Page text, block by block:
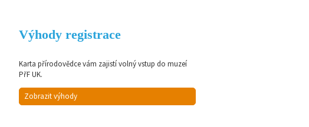
Výhody registrace
Karta přírodovědce vám zajistí volný vstup do muzeí
PřF UK.
Zobrazit výhody